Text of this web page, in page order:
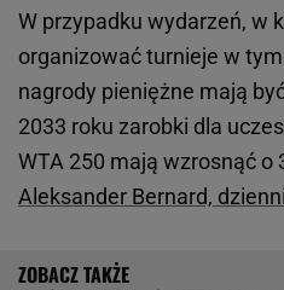
W przypadku wydarzeń, w
organizować turnieje w
nagrody pieniężne mają
2033 roku zarobki dla
WTA 250 mają wzrosnąć o
Aleksander Bernard,